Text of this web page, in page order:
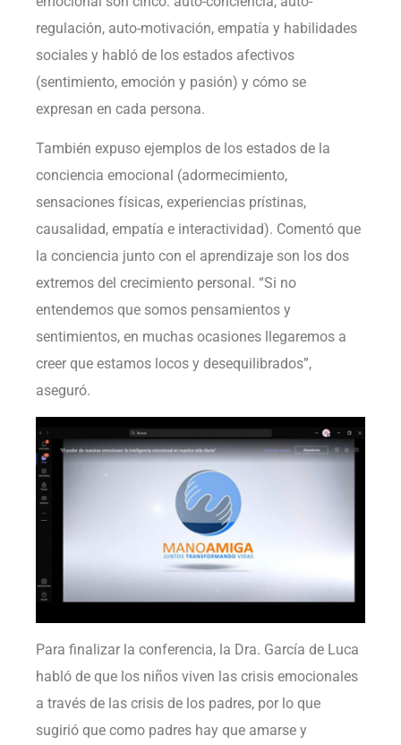
regulación, auto-motivación, empatía y habilidades
sociales y habló de los estados afectivos
(sentimiento, emoción y pasión) y cómo se
expresan en cada persona.
También expuso ejemplos de los estados de la
conciencia emocional (adormecimiento,
sensaciones físicas, experiencias prístinas,
causalidad, empatía e interactividad). Comentó que
la conciencia junto con el aprendizaje son los dos
extremos del crecimiento personal. “Si no
entendemos que somos pensamientos y
sentimientos, en muchas ocasiones llegaremos a
creer que estamos locos y desequilibrados”,
aseguró.
Para finalizar la conferencia, la Dra. García de Luca
habló de que los niños viven las crisis emocionales
a través de las crisis de los padres, por lo que
sugirió que como padres hay que amarse y